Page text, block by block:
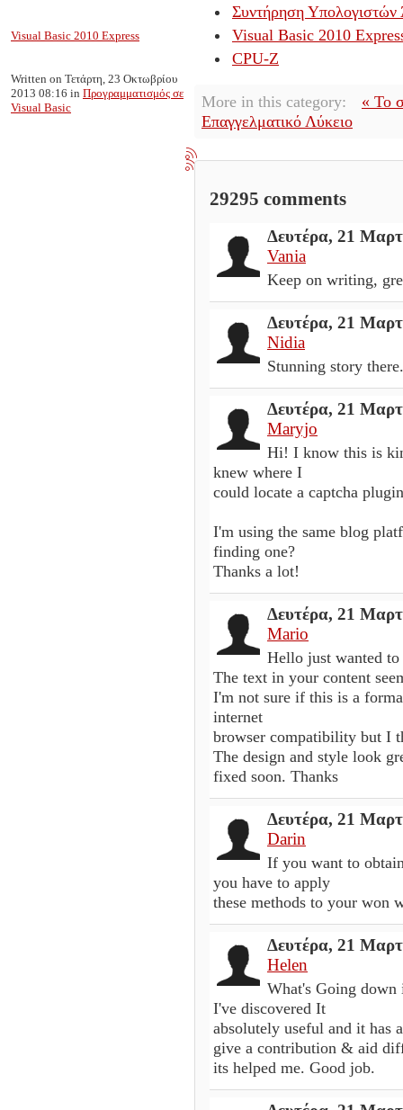
Visual Basic 2010 Express
Written on Τετάρτη, 23 Οκτωβρίου
2013 08:16 in Προγραμματισμός σε
Visual Basic
Συντήρηση
Visual Basic 2010
CPU-Z
More in this category:
« Το
Επαγγελματικό Λύκειο
29295 comments
Δευτέρα, 21
Vania
Keep on writing,
Δευτέρα, 21
Nidia
Stunning story
Δευτέρα, 21
Maryjo
Hi! I know this is
knew where I
could locate a captcha
I'm using the same blog
finding one?
Thanks a lot!
Δευτέρα, 21
Mario
Hello just wanted
The text in your content
I'm not sure if this is a
internet
browser compatibility but I
The design and style look
fixed soon. Thanks
Δευτέρα, 21
Darin
If you want to
you have to apply
these methods to your won
Δευτέρα, 21
Helen
What's Going
I've discovered It
absolutely useful and it has
give a contribution & aid
its helped me. Good job.